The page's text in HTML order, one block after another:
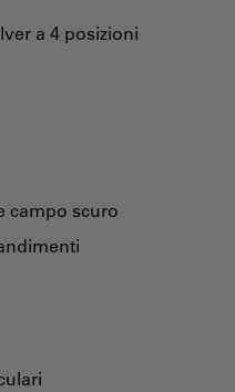
a 4 posizioni
campo scuro